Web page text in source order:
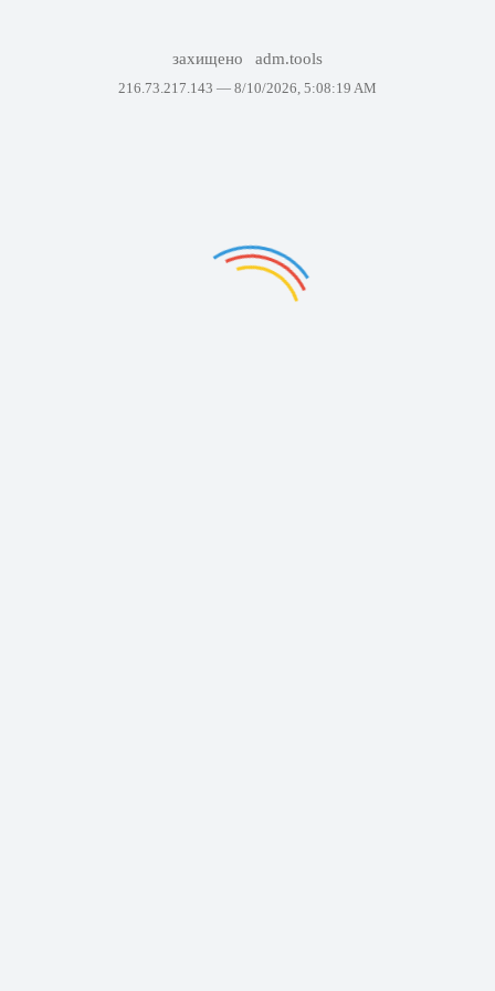
захищено adm.tools
216.73.217.143 — 8/10/2026, 5:08:19 AM